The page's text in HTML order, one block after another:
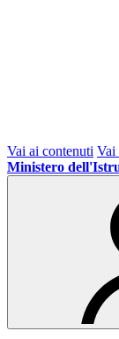
Vai ai contenuti Vai
Ministero